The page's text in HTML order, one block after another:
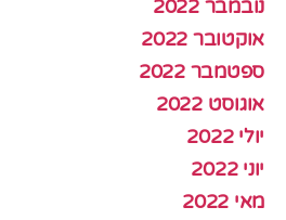
נובמבר 2022
אוקטובר 2022
ספטמבר 2022
אוגוסט 2022
יולי 2022
יוני 2022
מאי 2022